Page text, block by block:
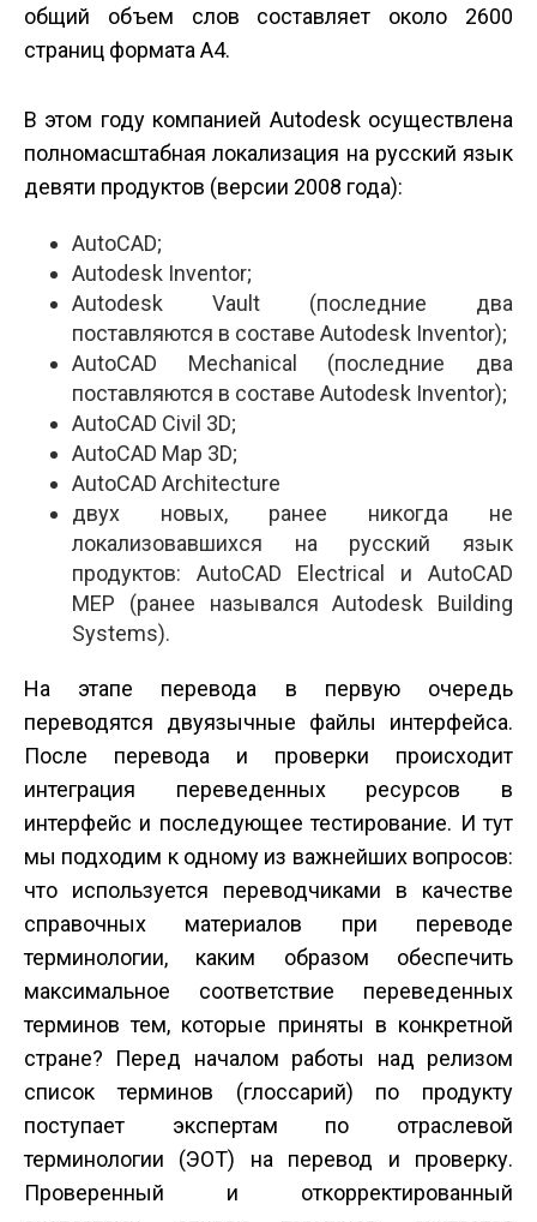
общий объем слов составляет около 2600
страниц формата A4.
В этом году компанией Autodesk осуществлена
полномасштабная локализация на русский язык
девяти продуктов (версии 2008 года):
AutoCAD;
Autodesk Inventor;
Autodesk Vault (последние два
поставляются в составе Autodesk Inventor);
AutoCAD Mechanical (последние два
поставляются в составе Autodesk Inventor);
AutoCAD Civil 3D;
AutoCAD Map 3D;
AutoCAD Architecture
двух новых, ранее никогда не
локализовавшихся на русский язык
продуктов: AutoCAD Electrical и AutoCAD
MEP (ранее назывался Autodesk Building
Systems).
На этапе перевода в первую очередь
переводятся двуязычные файлы интерфейса.
После перевода и проверки происходит
интеграция переведенных ресурсов в
интерфейс и последующее тестирование. И тут
мы подходим к одному из важнейших вопросов:
что используется переводчиками в качестве
справочных материалов при переводе
терминологии, каким образом обеспечить
максимальное соответствие переведенных
терминов тем, которые приняты в конкретной
стране? Перед началом работы над релизом
список терминов (глоссарий) по продукту
поступает экспертам по отраслевой
терминологии (ЭОТ) на перевод и проверку.
Проверенный и откорректированный